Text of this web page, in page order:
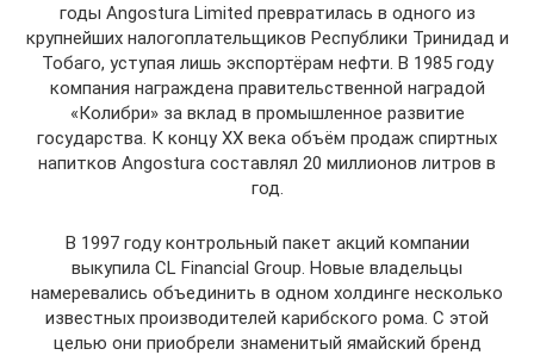
годы Angostura Limited превратилась в одного из
крупнейших налогоплательщиков Республики Тринидад и
Тобаго, уступая лишь экспортёрам нефти. В 1985 году
компания награждена правительственной наградой
«Колибри» за вклад в промышленное развитие
государства. К концу XX века объём продаж спиртных
напитков Angostura составлял 20 миллионов литров в
год.
В 1997 году контрольный пакет акций компании
выкупила CL Financial Group. Новые владельцы
намеревались объединить в одном холдинге несколько
известных производителей карибского рома. С этой
целью они приобрели знаменитый ямайский бренд